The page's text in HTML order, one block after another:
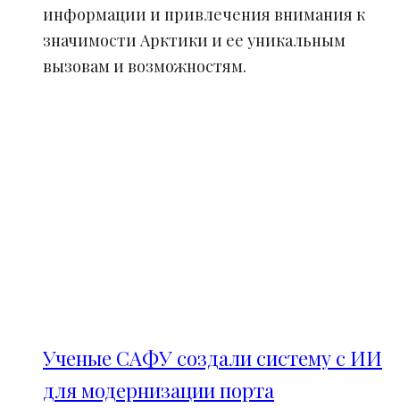
информации и привлечения внимания к
значимости Арктики и ее уникальным
вызовам и возможностям.
Ученые САФУ создали систему с ИИ
для модернизации порта